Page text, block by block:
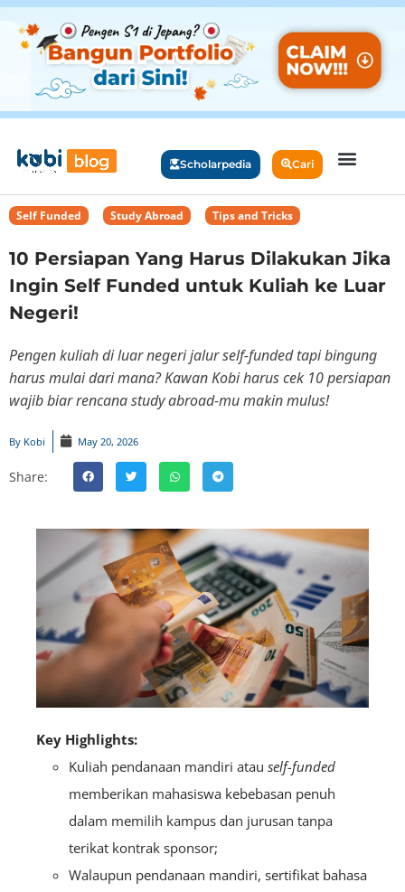
Scholarpedia Cari
Self Funded Study Abroad Tips and Tricks
10 Persiapan Yang Harus Dilakukan Jika
Ingin Self Funded untuk Kuliah ke Luar
Negeri!
Pengen kuliah di luar negeri jalur self-funded tapi bingung
harus mulai dari mana? Kawan Kobi harus cek 10 persiapan
wajib biar rencana study abroad-mu makin mulus!
By Kobi May 20, 2026
Share:
Key Highlights:
Kuliah pendanaan mandiri atau self-funded
memberikan mahasiswa kebebasan penuh
dalam memilih kampus dan jurusan tanpa
terikat kontrak sponsor;
Walaupun pendanaan mandiri, sertifikat bahasa